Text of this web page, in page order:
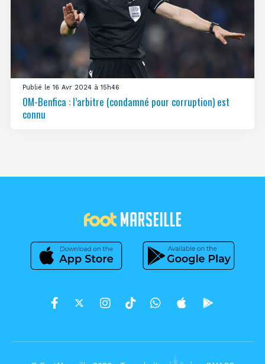
Publié le 16 Avr 2024 à 15h46
OM-Benfica : l’arbitre (condamné pour corruption) est
connu